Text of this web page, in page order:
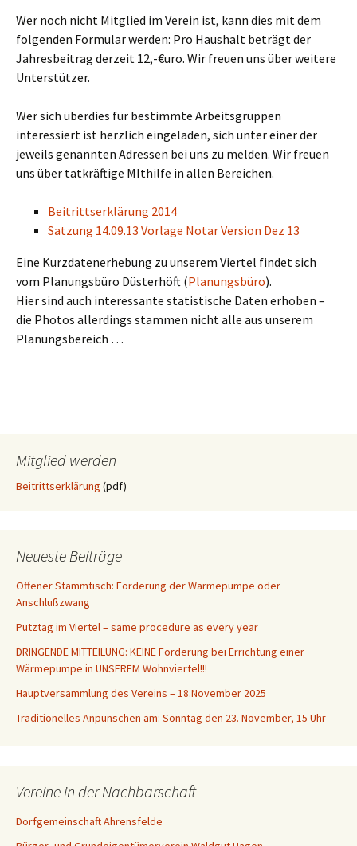
Wer noch nicht Mitglied im Verein ist, kann dies mit dem
folgenden Formular werden: Pro Haushalt beträgt der
Jahresbeitrag derzeit 12,-€uro. Wir freuen uns über weitere
Unterstützer.
Wer sich überdies für bestimmte Arbeitsgruppen
interessiert ist herzlich eingeladen, sich unter einer der
jeweils genannten Adressen bei uns zu melden. Wir freuen
uns über tatkräftige MIthilfe in allen Bereichen.
Beitrittserklärung 2014
Satzung 14.09.13 Vorlage Notar Version Dez 13
Eine Kurzdatenerhebung zu unserem Viertel findet sich
vom Planungsbüro Düsterhöft (Planungsbüro).
Hier sind auch interessante statistische Daten erhoben –
die Photos allerdings stammen nicht alle aus unserem
Planungsbereich …
Mitglied werden
Beitrittserklärung (pdf)
Neueste Beiträge
Offener Stammtisch: Förderung der Wärmepumpe oder
Anschlußzwang
Putztag im Viertel – same procedure as every year
DRINGENDE MITTEILUNG: KEINE Förderung bei Errichtung einer
Wärmepumpe in UNSEREM Wohnviertel!!!
Hauptversammlung des Vereins – 18.November 2025
Traditionelles Anpunschen am: Sonntag den 23. November, 15 Uhr
Vereine in der Nachbarschaft
Dorfgemeinschaft Ahrensfelde